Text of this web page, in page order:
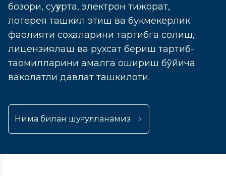
бозори, суғурта, электрон тижорат,
лотерея ташкил этиш ва букмекерлик
фаолияти соҳаларини тартибга солиш,
лицензиялаш ва рухсат бериш тартиб-
таомилларини амалга ошириш бўйича
ваколатли давлат ташкилоти.
Нима билан шуғулланамиз